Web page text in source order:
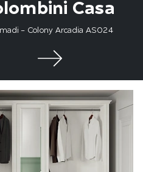
Casa
- Colony Arcadia AS024